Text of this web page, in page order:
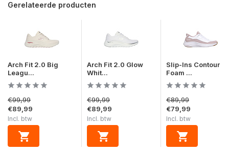
Gerelateerde producten
Arch Fit 2.0 Big
Leagu...
€99,99
€89,99
Incl. btw
Arch Fit 2.0 Glow
Whit...
€99,99
€89,99
Incl. btw
Slip-Ins Contour
Foam ...
€89,99
€79,99
Incl. btw